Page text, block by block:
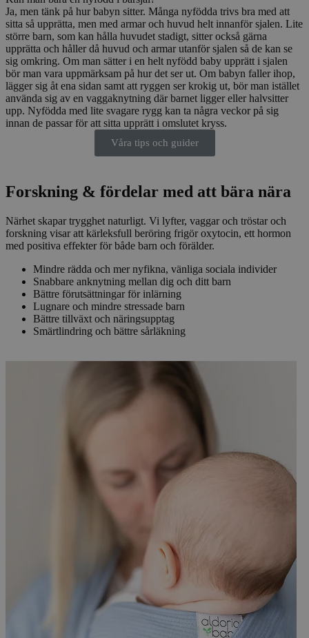
Ja, men tänk på hur babyn sitter. Många nyfödda trivs bra med att
sitta så upprätta, men med armar och huvud helt innanför sjalen. Lite
större barn, som kan hålla huvudet stadigt, sitter också gärna
upprätta och håller då huvud och armar utanför sjalen så de kan se
sig omkring. Om man sätter i en helt nyfödd baby upprätt i sjalen
bör man vara uppmärksam på hur det ser ut. Om babyn faller ihop,
lägger sig åt ena sidan samt att ryggen ser krokig ut, bör man istället
använda sig av en vaggaknytning där barnet ligger eller halvsitter
upp. Nyfödda med lite svagare rygg kan ta några veckor på sig
innan de passar för att sitta upprätt i omslutet kryss.
Våra tips och guider
Forskning & fördelar med att bära nära
Närhet skapar trygghet naturligt. Vi lyfter, vaggar och tröstar och
forskning visar att kärleksfull beröring frigör oxytocin, ett hormon
med positiva effekter för både barn och förälder.
Mindre rädda och mer nyfikna, vänliga sociala individer
Snabbare anknytning mellan dig och ditt barn
Bättre förutsättningar för inlärning
Lugnare och mindre stressade barn
Bättre tillväxt och näringsupptag
Smärtlindring och bättre sårläkning